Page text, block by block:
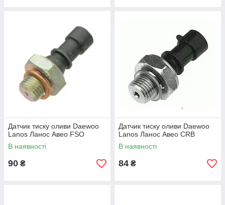
Датчик тиску оливи Daewoo
Lanos Ланос Авео FSO
В наявності
90 ₴
Датчик тиску оливи Daewoo
Lanos Ланос Авео CRB
В наявності
84 ₴